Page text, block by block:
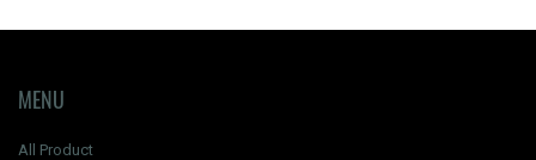
MENU
All Product